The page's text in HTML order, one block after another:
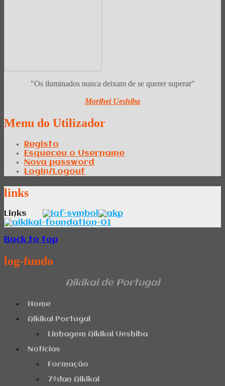
"Os iluminados nunca deixam de se querer superar"
Morihei Ueshiba
Menu do Utilizador
Registo
Esqueceu o Username
Nova password
Login/Logout
links
Links
Back to top
log-fundo
Aikikai de Portugal
Home
Aikikai Portugal
Linhagem Aikikai Ueshiba
Notícias
Formação
7ºdan Aikikai